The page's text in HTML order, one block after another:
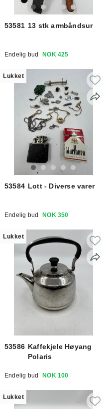
53581 13 stk armbåndsur
Endelig bud NOK 425
Lukket
53584 Lott - Diverse varer
Endelig bud NOK 350
Lukket
53586 Kaffekjele Høyang
Polaris
Endelig bud NOK 100
Lukket